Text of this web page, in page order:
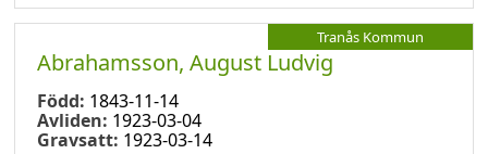
Tranås Kommun
Abrahamsson, August Ludvig
Född: 1843-11-14
Avliden: 1923-03-04
Gravsatt: 1923-03-14